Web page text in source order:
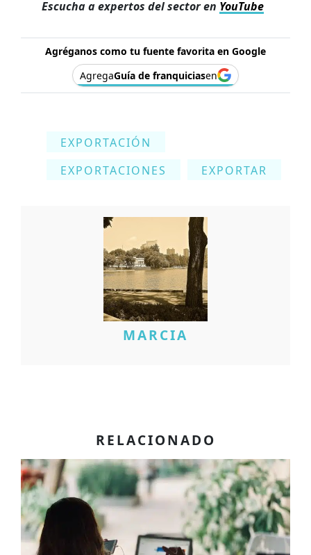
Escucha a expertos del sector en YouTube
Agréganos como tu fuente favorita en Google
AgregaGuía de franquiciasen
EXPORTACIÓN
EXPORTACIONES
EXPORTAR
MARCIA
RELACIONADO